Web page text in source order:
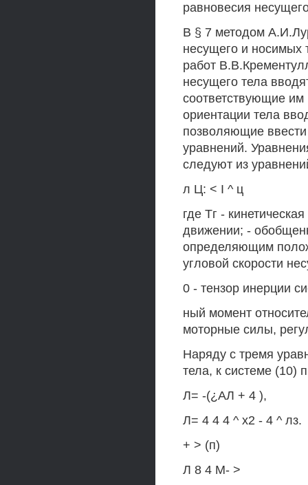
равновесия
В § 7 методом
несущего и носимых
работ
несущего тела
соответствующие им
ориентации тела
позволяющие ввести
уравнений.
следуют из
л Ц: < I ^ ц
где Тг -
движении; -
определяющим
угловой скорости
0 - тензор инерции
ный момент
моторные силы,
Наряду с тремя
тела, к системе (10)
Л= -(¿АЛ + 4 ),
Л= 4 4 4 ^ х2 - 4 ^ лз.
+ > (п)
Л 8 4 М- >